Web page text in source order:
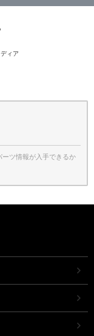
ィア
ツ情報が入手できるか